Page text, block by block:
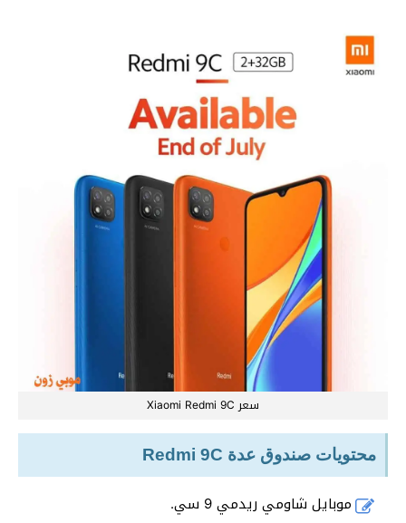
سعر Xiaomi Redmi 9C
محتويات صندوق عدة Redmi 9C
موبايل شاومي ريدمي 9 سي.